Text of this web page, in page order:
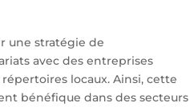
une stratégie de
avec des entreprises
locaux. Ainsi, cette
bénéfique dans des secteurs